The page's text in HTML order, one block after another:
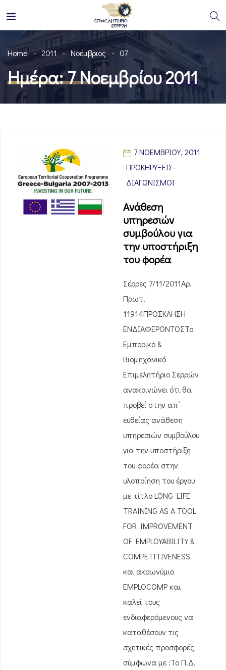
Home 2011 Νοέμβριος 07
Ημέρα:7 Νοεμβρίου 2011
7 ΝΟΕΜΒΡΊΟΥ, 2011
ΠΡΟΚΗΡΎΞΕΙΣ-
ΔΙΑΓΩΝΙΣΜΟΊ
Aνάθεση
υπηρεσιών
συμβούλου για
την υποστήριξη
του φορέα
Σέρρες 7/11/2011Αρ.
Πρωτ.
11914ΠΡΟΣΚΛΗΣΗ
ΕΝΔΙΑΦΕΡΟΝΤΟΣΤο
Εμπορικό &
Βιομηχανικό
Επιμελητήριο Σερρών
ανακοινώνει ότι θα
προβεί στην απ’
ευθείας ανάθεση
υπηρεσιών συμβούλου
για την υποστήριξη
του φορέα στην
υλοποίηση του έργου
με τίτλο LONG LIFE
TRAINING AS A TOOL
FOR IMPROVEMENT
OF EMPLOYABILITY &
COMPETITIVENESS
και ακρωνύμιο
EMPLOCOMP και
καλεί τους
ενδιαφερόμενους να
καταθέσουν τις
σχετικές προσφορές
σύμφωνα με :Το Π.Δ.